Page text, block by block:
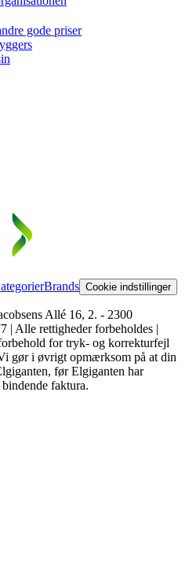
gode priser
Brands Cookie indstillinger
Allé 16, 2. - 2300
| Alle rettigheder forbeholdes |
for tryk- og korrekturfejl
gør i øvrigt opmærksom på at din
før Elgiganten har
faktura.